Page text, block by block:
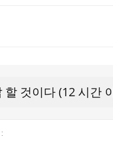
것이다 (12 시간